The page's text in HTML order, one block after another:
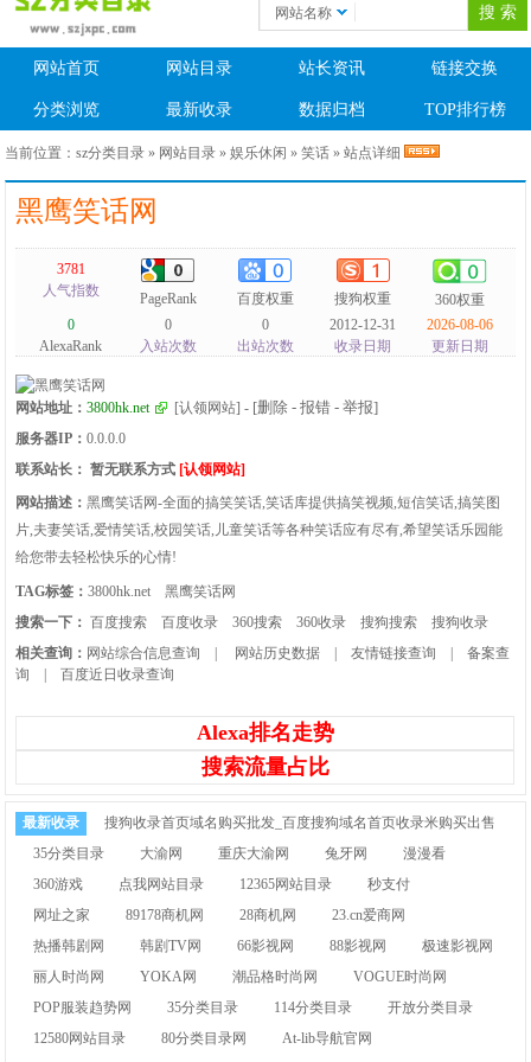
网站名称
网站首页 网站目录 站长资讯 链接交换
分类浏览 最新收录 数据归档 TOP排行榜
当前位置：sz分类目录 » 网站目录 »娱乐休闲 »笑话 » 站点详细
黑鹰笑话网
3781
人气指数
PageRank 百度权重 搜狗权重
360权重
0
AlexaRank
0
入站次数
0
出站次数
2012-12-31
收录日期
2026-08-06
更新日期
网站地址：3800hk.net [认领网站] - [删除 - 报错 - 举报]
服务器IP：0.0.0.0
联系站长： 暂无联系方式 [认领网站]
网站描述：黑鹰笑话网-全面的搞笑笑话,笑话库提供搞笑视频,短信笑话,搞笑图
片,夫妻笑话,爱情笑话,校园笑话,儿童笑话等各种笑话应有尽有,希望笑话乐园能
给您带去轻松快乐的心情!
TAG标签：3800hk.net
黑鹰笑话网
搜索一下： 百度搜索 百度收录 360搜索 360收录 搜狗搜索
搜狗收录
相关查询： 网站综合信息查询 网站历史数据 |友情链接查询 |备案查
询
|百度近日收录查询
Alexa排名走势
搜索流量占比
最新收录
搜狗收录首页域名购买批发_百度搜狗域名首页收录米购买出售
35分类目录
大渝网 重庆大渝网 兔牙网
漫漫看
360游戏
点我网站目录 12365网站目录
秒支付
网址之家
89178商机网 28商机网
23.cn爱商网
热播韩剧网
韩剧TV网 66影视网 88影视网
极速影视网
丽人时尚网
YOKA网 潮品格时尚网
VOGUE时尚网
POP服装趋势网
35分类目录 114分类目录
开放分类目录
12580网站目录
80分类目录网 At-lib导航官网